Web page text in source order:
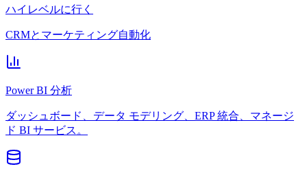
ハイレベルに行く
CRMとマーケティング自動化
Power BI 分析
ダッシュボード、データ モデリング、ERP 統合、マネージ
ド BI サービス。